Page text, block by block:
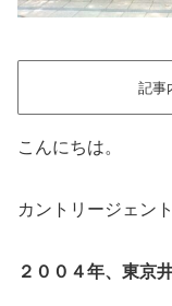
記事
こんにちは。
カントリージェン
２００４年、東京